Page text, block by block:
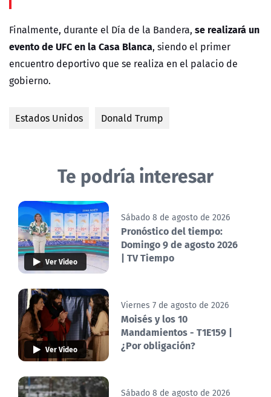
Finalmente, durante el Día de la Bandera, se realizará un
evento de UFC en la Casa Blanca, siendo el primer
encuentro deportivo que se realiza en el palacio de
gobierno.
Estados Unidos Donald Trump
Te podría interesar
Ver Video
Sábado 8 de agosto de 2026
Pronóstico del tiempo:
Domingo 9 de agosto 2026
| TV Tiempo
Ver Video
Viernes 7 de agosto de 2026
Moisés y los 10
Mandamientos - T1E159 |
¿Por obligación?
Sábado 8 de agosto de 2026